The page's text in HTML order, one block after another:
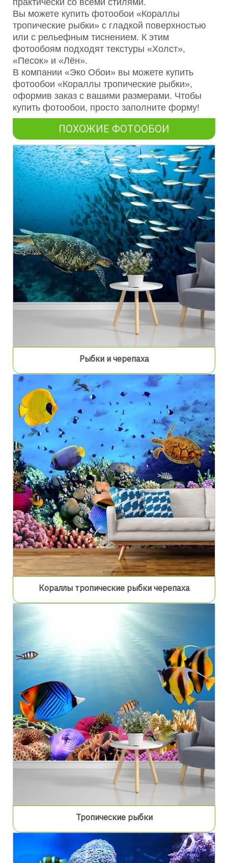
практически со всеми стилями.
Вы можете купить фотообои «Кораллы
тропические рыбки» с гладкой поверхностью
или с рельефным тиснением. К этим
фотообоям подходят текстуры «Холст»,
«Песок» и «Лён».
В компании «Эко Обои» вы можете купить
фотообои «Кораллы тропические рыбки»,
оформив заказ с вашими размерами. Чтобы
купить фотообои, просто заполните форму!
ПОХОЖИЕ ФОТООБОИ
Рыбки и черепаха
Кораллы тропические рыбки черепаха
Тропические рыбки